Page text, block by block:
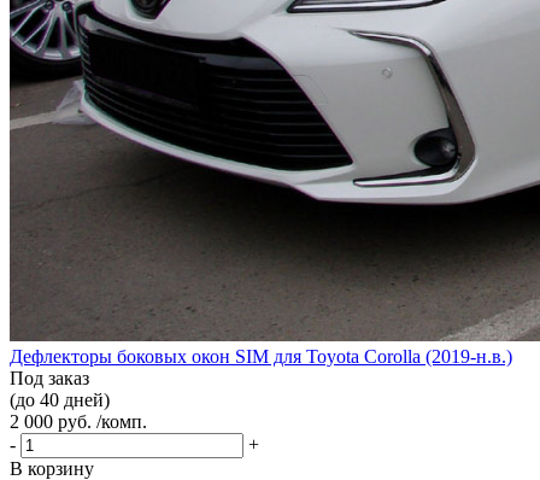
Дефлекторы боковых окон SIM для Toyota Corolla (2019-н.в.)
Под заказ
(до 40 дней)
2 000 руб. /комп.
-
+
В корзину